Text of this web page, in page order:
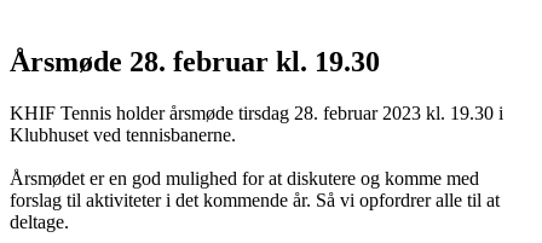
Årsmøde 28. februar kl. 19.30
KHIF Tennis holder årsmøde tirsdag 28. februar 2023 kl. 19.30 i
Klubhuset ved tennisbanerne.
Årsmødet er en god mulighed for at diskutere og komme med
forslag til aktiviteter i det kommende år. Så vi opfordrer alle til at
deltage.